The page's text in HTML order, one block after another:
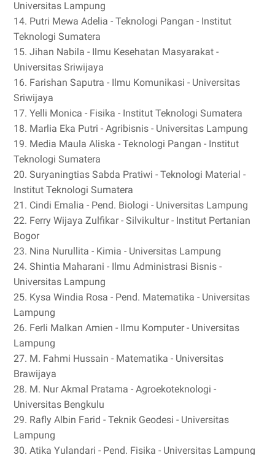
Universitas Lampung
14. Putri Mewa Adelia - Teknologi Pangan - Institut
Teknologi Sumatera
15. Jihan Nabila - Ilmu Kesehatan Masyarakat -
Universitas Sriwijaya
16. Farishan Saputra - Ilmu Komunikasi - Universitas
Sriwijaya
17. Yelli Monica - Fisika - Institut Teknologi Sumatera
18. Marlia Eka Putri - Agribisnis - Universitas Lampung
19. Media Maula Aliska - Teknologi Pangan - Institut
Teknologi Sumatera
20. Suryaningtias Sabda Pratiwi - Teknologi Material -
Institut Teknologi Sumatera
21. Cindi Emalia - Pend. Biologi - Universitas Lampung
22. Ferry Wijaya Zulfikar - Silvikultur - Institut Pertanian
Bogor
23. Nina Nurullita - Kimia - Universitas Lampung
24. Shintia Maharani - Ilmu Administrasi Bisnis -
Universitas Lampung
25. Kysa Windia Rosa - Pend. Matematika - Universitas
Lampung
26. Ferli Malkan Amien - Ilmu Komputer - Universitas
Lampung
27. M. Fahmi Hussain - Matematika - Universitas
Brawijaya
28. M. Nur Akmal Pratama - Agroekoteknologi -
Universitas Bengkulu
29. Rafly Albin Farid - Teknik Geodesi - Universitas
Lampung
30. Atika Yulandari - Pend. Fisika - Universitas Lampung